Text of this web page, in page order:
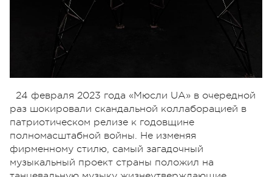
24 февраля 2023 года «Мюсли UA» в очередной
раз шокировали скандальной коллаборацией в
патриотическом релизе к годовщине
полномасштабной войны. Не изменяя
фирменному стилю, самый загадочный
музыкальный проект страны положил на